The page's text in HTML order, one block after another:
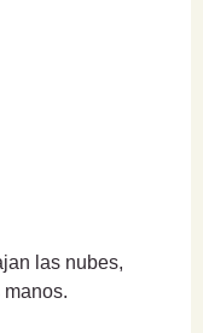
las nubes,